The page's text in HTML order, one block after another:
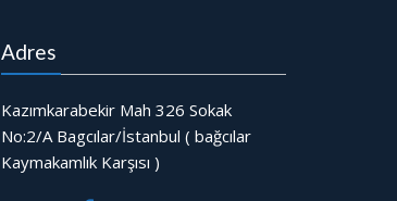
Adres
Kazımkarabekir Mah 326 Sokak
No:2/A Bagcılar/İstanbul ( bağcılar
Kaymakamlık Karşısı )